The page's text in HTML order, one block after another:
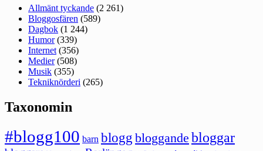
Allmänt tyckande (2 261)
Bloggosfären (589)
Dagbok (1 244)
Humor(339)
Internet (356)
Medier(508)
Musik (355)
Tekniknörderi (265)
Taxonomin
#blogg100 barn blogg bloggande bloggar